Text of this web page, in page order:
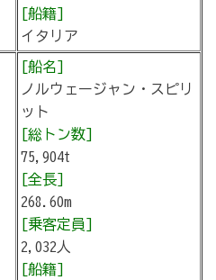
[船籍]
イタリア
[船名]
ノルウェージャン・スピリ
ット
[総トン数]
75,904t
[全長]
268.60m
[乗客定員]
2,032人
[船籍]